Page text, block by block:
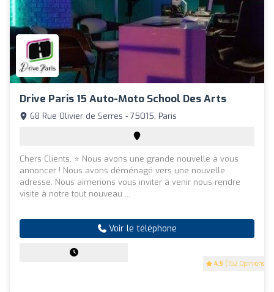
Drive Paris 15 Auto-Moto School Des Arts
4.5 (152 Opinions)
68 Rue Olivier de Serres - 75015, Paris
Chers Clients, ⭐️ Nous avons une grande nouvelle à vous
annoncer ! Nous avons déménagé vers une nouvelle
adresse. Nous aimerions vous inviter à venir nous rendre
visite à notre tout nouveau ...
Voir le téléphone